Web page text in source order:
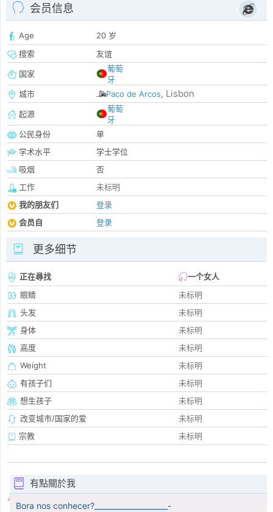
会员信息
Age
20 岁
搜索
友谊
国家
葡萄
牙
城市
Paco de Arcos, Lisbon
起源
葡萄
牙
公民身份
单
学术水平
学士学位
吸烟
否
工作
未标明
我的朋友们
登录
会员自
登录
更多细节
正在尋找
一个女人
眼睛
未标明
头发
未标明
身体
未标明
高度
未标明
Weight
未标明
有孩子们
未标明
想生孩子
未标明
改变城市/国家的爱
未标明
宗教
未标明
有點關於我
Bora nos conhecer?____________________-